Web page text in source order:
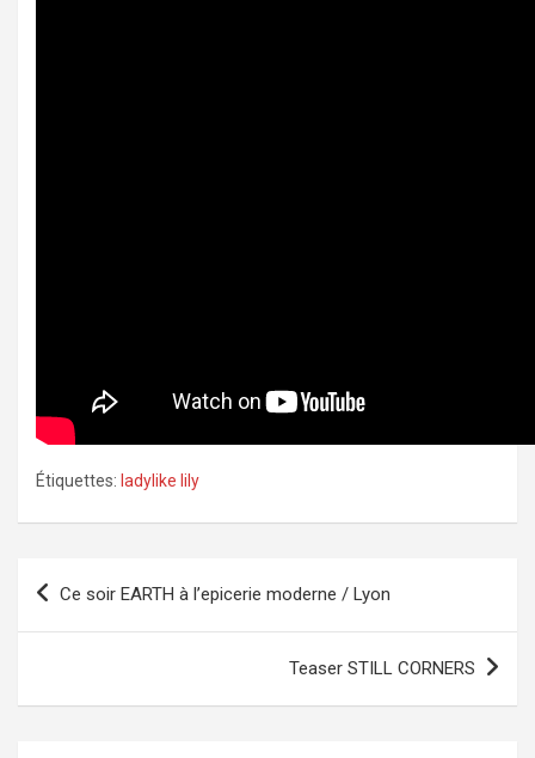
Étiquettes: ladylike lily
Navigation
Ce soir EARTH à l’epicerie moderne / Lyon
Teaser STILL CORNERS